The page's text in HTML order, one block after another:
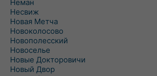
Неман
Несвиж
Новая Метча
Новоколосово
Новополесский
Новоселье
Новые Докторовичи
Новый Двор